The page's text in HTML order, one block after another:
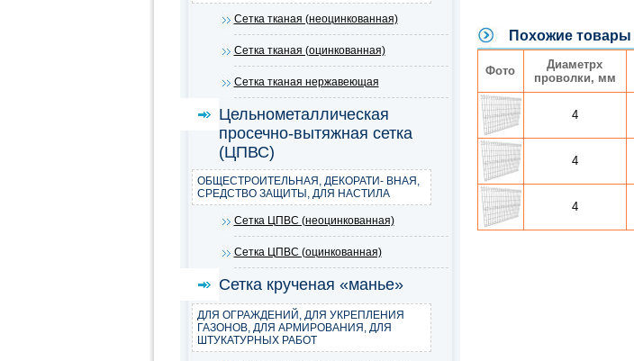
Сетка тканая (неоцинкованная)
Сетка тканая (оцинкованная)
Сетка тканая нержавеющая
Цельнометаллическая
просечно-вытяжная сетка
(ЦПВС)
ОБЩЕСТРОИТЕЛЬНАЯ, ДЕКОРАТИ- ВНАЯ,
СРЕДСТВО ЗАЩИТЫ, ДЛЯ НАСТИЛА
Сетка ЦПВС (неоцинкованная)
Сетка ЦПВС (оцинкованная)
Сетка крученая «манье»
ДЛЯ ОГРАЖДЕНИЙ, ДЛЯ УКРЕПЛЕНИЯ
ГАЗОНОВ, ДЛЯ АРМИРОВАНИЯ, ДЛЯ
ШТУКАТУРНЫХ РАБОТ
Похожие товары
Фото
Диаметрx
проволки, мм
4
4
4